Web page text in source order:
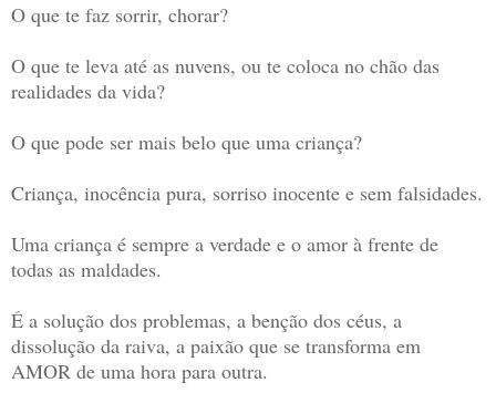
O que te faz sorrir, chorar?
O que te leva até as nuvens, ou te coloca no chão das
realidades da vida?
O que pode ser mais belo que uma criança?
Criança, inocência pura, sorriso inocente e sem falsidades.
Uma criança é sempre a verdade e o amor à frente de
todas as maldades.
É a solução dos problemas, a benção dos céus, a
dissolução da raiva, a paixão que se transforma em
AMOR de uma hora para outra.